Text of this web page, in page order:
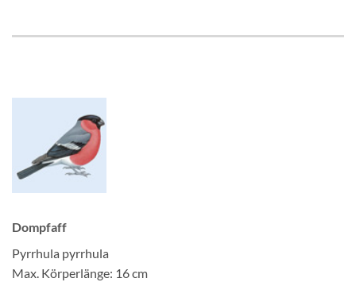
Dompfaff
Pyrrhula pyrrhula
Max. Körperlänge: 16 cm